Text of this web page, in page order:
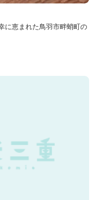
に恵まれた鳥羽市畔蛸町の